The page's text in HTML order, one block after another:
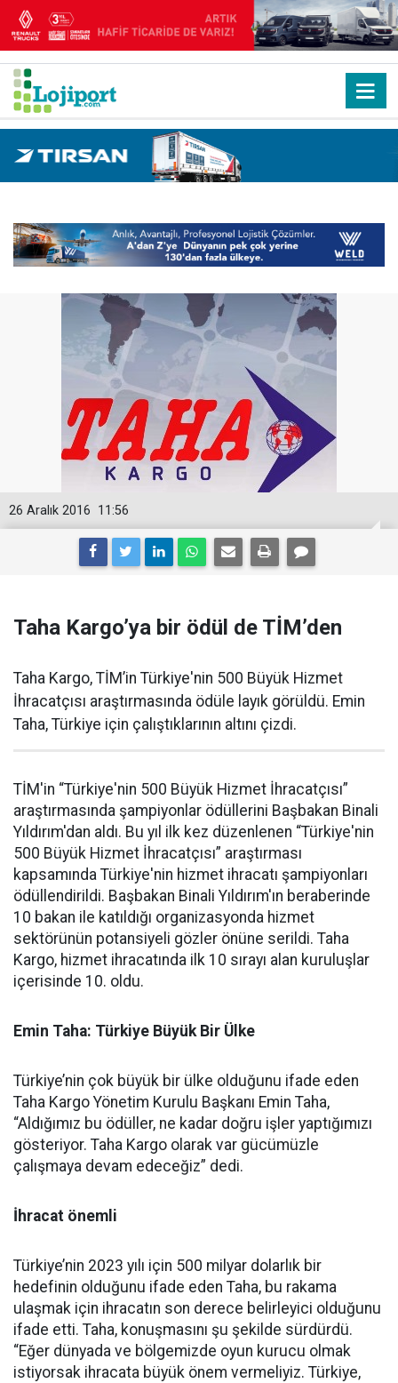
11:56
26 Aralık 2016
Taha Kargo’ya bir ödül de TİM’den
Taha Kargo, TİM’in Türkiye'nin 500 Büyük Hizmet
İhracatçısı araştırmasında ödüle layık görüldü. Emin
Taha, Türkiye için çalıştıklarının altını çizdi.
TİM'in “Türkiye'nin 500 Büyük Hizmet İhracatçısı”
araştırmasında şampiyonlar ödüllerini Başbakan Binali
Yıldırım'dan aldı. Bu yıl ilk kez düzenlenen “Türkiye'nin
500 Büyük Hizmet İhracatçısı” araştırması
kapsamında Türkiye'nin hizmet ihracatı şampiyonları
ödüllendirildi. Başbakan Binali Yıldırım'ın beraberinde
10 bakan ile katıldığı organizasyonda hizmet
sektörünün potansiyeli gözler önüne serildi. Taha
Kargo, hizmet ihracatında ilk 10 sırayı alan kuruluşlar
içerisinde 10. oldu.
Emin Taha: Türkiye Büyük Bir Ülke
Türkiye’nin çok büyük bir ülke olduğunu ifade eden
Taha Kargo Yönetim Kurulu Başkanı Emin Taha,
“Aldığımız bu ödüller, ne kadar doğru işler yaptığımızı
gösteriyor. Taha Kargo olarak var gücümüzle
çalışmaya devam edeceğiz” dedi.
İhracat önemli
Türkiye’nin 2023 yılı için 500 milyar dolarlık bir
hedefinin olduğunu ifade eden Taha, bu rakama
ulaşmak için ihracatın son derece belirleyici olduğunu
ifade etti. Taha, konuşmasını şu şekilde sürdürdü.
“Eğer dünyada ve bölgemizde oyun kurucu olmak
istiyorsak ihracata büyük önem vermeliyiz. Türkiye,